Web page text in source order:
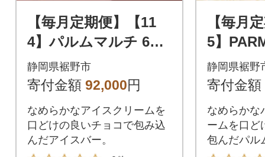
【毎月定期便】【11
4】パルムマルチ 6本
入×3箱/チョコレート
チョコレート 6本入×9
静岡県裾野市
寄付金額 92,000円
なめらかなアイスクリームを
口どけの良いチョコで包み込
んだアイスバー。
【毎月
5】
個包装
静岡県裾野
寄付金額
なめらかな
ームを口ど
包んだパル
す。